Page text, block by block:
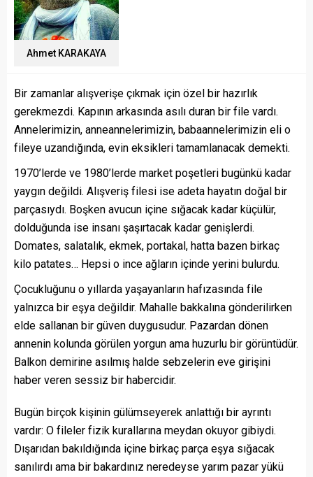
Ahmet KARAKAYA
Bir zamanlar alışverişe çıkmak için özel bir hazırlık
gerekmezdi. Kapının arkasında asılı duran bir file vardı.
Annelerimizin, anneannelerimizin, babaannelerimizin eli o
fileye uzandığında, evin eksikleri tamamlanacak demekti.
1970’lerde ve 1980’lerde market poşetleri bugünkü kadar
yaygın değildi. Alışveriş filesi ise adeta hayatın doğal bir
parçasıydı. Boşken avucun içine sığacak kadar küçülür,
dolduğunda ise insanı şaşırtacak kadar genişlerdi.
Domates, salatalık, ekmek, portakal, hatta bazen birkaç
kilo patates… Hepsi o ince ağların içinde yerini bulurdu.
Çocukluğunu o yıllarda yaşayanların hafızasında file
yalnızca bir eşya değildir. Mahalle bakkalına gönderilirken
elde sallanan bir güven duygusudur. Pazardan dönen
annenin kolunda görülen yorgun ama huzurlu bir görüntüdür.
Balkon demirine asılmış halde sebzelerin eve girişini
haber veren sessiz bir habercidir.
Bugün birçok kişinin gülümseyerek anlattığı bir ayrıntı
vardır: O fileler fizik kurallarına meydan okuyor gibiydi.
Dışarıdan bakıldığında içine birkaç parça eşya sığacak
sanılırdı ama bir bakardınız neredeyse yarım pazar yükü